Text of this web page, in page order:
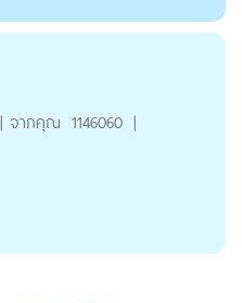
| จากคุณ 1146060 |